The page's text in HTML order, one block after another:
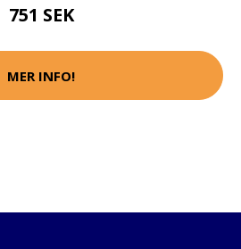
751 SEK
MER INFO!